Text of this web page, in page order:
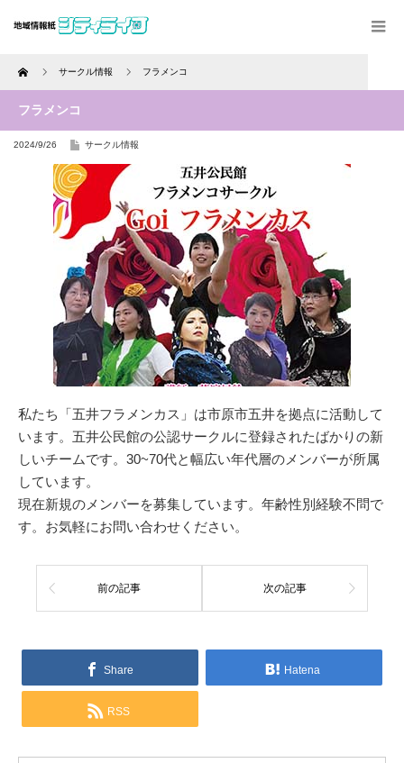
Home サークル情報 フラメンコ
フラメンコ
2024/9/26 サークル情報
私たち「五井フラメンカス」は市原市五井を拠点に活動して
います。五井公民館の公認サークルに登録されたばかりの新
しいチームです。30~70代と幅広い年代層のメンバーが所属
しています。
現在新規のメンバーを募集しています。年齢性別経験不問で
す。お気軽にお問い合わせください。
前の記事 次の記事
Share Hatena
RSS